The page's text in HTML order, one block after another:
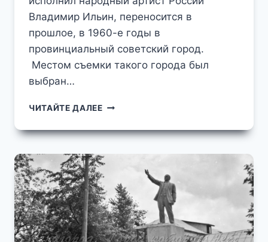
Владимир Ильин, переносится в
прошлое, в 1960-е годы в
провинциальный советский город.
Местом съемки такого города был
выбран…
ЧИТАЙТЕ ДАЛЕЕЗВЕНИГОРОД
90-
НА
КИНОЭКРАНЕ
ЭПИЗОДЫ
КИНОФИЛЬМА
«СТРЕЛЕЦ
НЕПРИКАЯННЫЙ»